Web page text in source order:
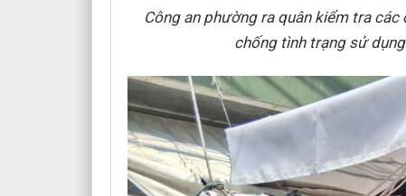
Công an phường ra quân kiểm tra
chống tình trạng sử